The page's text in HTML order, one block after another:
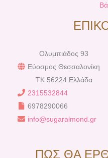
Ολυμπιάδος 93
Εύοσμος Θεσσαλονίκη
TK 56224 Ελλάδα
2315532844
6978290066
info@sugaralmond.gr
ΠΩΣ ΘΑ